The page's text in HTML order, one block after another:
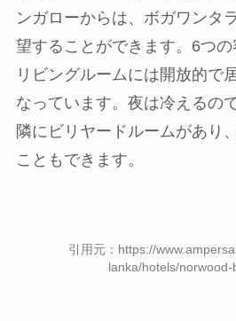
ンガローからは、ボガワンタ
望することができます。6つ
リビングルームには開放的で
なっています。夜は冷えるの
隣にビリヤードルームがあり
こともできます。
引用元：https://
lanka/hotels/norwood-